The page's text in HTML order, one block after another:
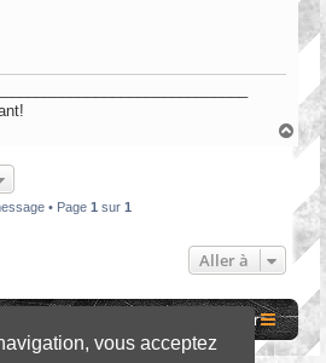
vous acceptez
H
a
• Page 1 sur 1
Aller à
Nous contacter